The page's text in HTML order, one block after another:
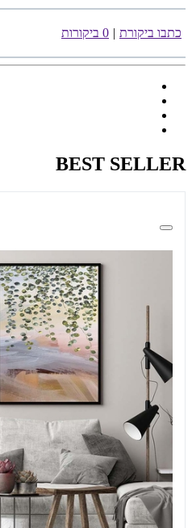
כתבו ביקורת | 0 ביקורות
BEST SELLER